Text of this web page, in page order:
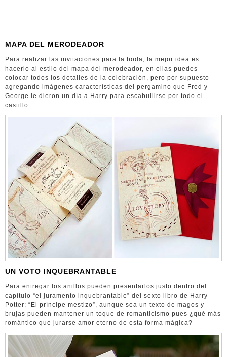
MAPA DEL MERODEADOR
Para realizar las invitaciones para la boda, la mejor idea es
hacerlo al estilo del mapa del merodeador, en ellas puedes
colocar todos los detalles de la celebración, pero por supuesto
agregando imágenes características del pergamino que Fred y
George le dieron un día a Harry para escabullirse por todo el
castillo.
UN VOTO INQUEBRANTABLE
Para entregar los anillos pueden presentarlos justo dentro del
capítulo “el juramento inquebrantable” del sexto libro de Harry
Potter: “El príncipe mestizo”, aunque sea un texto de magos y
brujas pueden mantener un toque de romanticismo pues ¿qué más
romántico que jurarse amor eterno de esta forma mágica?